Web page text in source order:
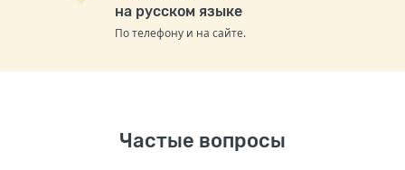
на русском языке
По телефону и на сайте.
Частые вопросы